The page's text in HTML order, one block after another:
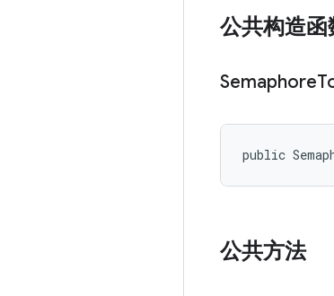
公共构造函
Semaphore
public
公共方法